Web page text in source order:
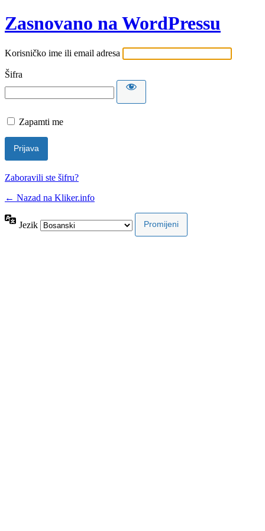
Zasnovano na WordPressu
Korisničko ime ili email adresa
Šifra
Zapamti me
Zaboravili ste šifru?
← Nazad na Kliker.info
Jezik